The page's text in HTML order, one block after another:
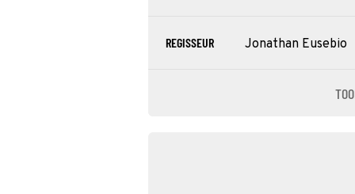
REGISSEUR Jonathan Eusebio